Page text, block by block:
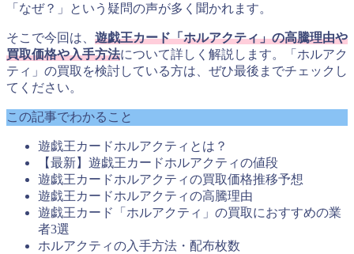
「なぜ？」という疑問の声が多く聞かれます。
そこで今回は、 遊戯王カード「ホルアクティ」の高騰理由や
買取価格や入手方法について詳しく解説します。「ホルアク
ティ」の買取を検討している方は、ぜひ最後までチェックし
てください。
この記事でわかること
遊戯王カードホルアクティとは？
【最新】遊戯王カードホルアクティの値段
遊戯王カードホルアクティの買取価格推移予想
遊戯王カードホルアクティの高騰理由
遊戯王カード「ホルアクティ」の買取におすすめの業
者3選
ホルアクティの入手方法・配布枚数